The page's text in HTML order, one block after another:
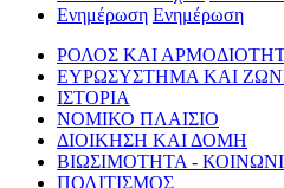
Ενημέρωση Ενημέρωση
ΡΟΛΟΣ ΚΑΙ
ΕΥΡΩΣΥΣΤΗΜΑ ΚΑΙ
ΙΣΤΟΡΙΑ
ΝΟΜΙΚΟ ΠΛΑΙΣΙΟ
ΔΙΟΙΚΗΣΗ ΚΑΙ ΔΟΜΗ
ΒΙΩΣΙΜΟΤΗΤΑ -
ΠΟΛΙΤΙΣΜΟΣ